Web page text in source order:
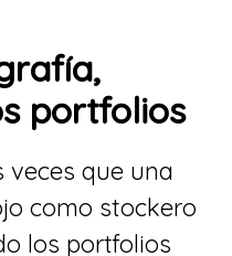
portfolios
veces que una
como stockero
los portfolios